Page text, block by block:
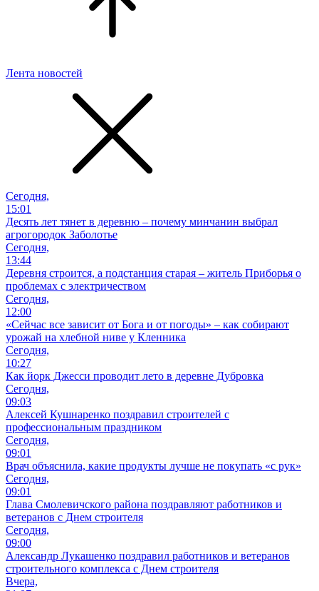
Лента новостей
Сегодня,
15:01
Десять лет тянет в деревню – почему минчанин выбрал
агрогородок Заболотье
Сегодня,
13:44
Деревня строится, а подстанция старая – житель Приборья о
проблемах с электричеством
Сегодня,
12:00
«Сейчас все зависит от Бога и от погоды» – как собирают
урожай на хлебной ниве у Кленника
Сегодня,
10:27
Как йорк Джесси проводит лето в деревне Дубровка
Сегодня,
09:03
Алексей Кушнаренко поздравил строителей с
профессиональным праздником
Сегодня,
09:01
Врач объяснила, какие продукты лучше не покупать «с рук»
Сегодня,
09:01
Глава Смолевичского района поздравляют работников и
ветеранов с Днем строителя
Сегодня,
09:00
Александр Лукашенко поздравил работников и ветеранов
строительного комплекса с Днем строителя
Вчера,